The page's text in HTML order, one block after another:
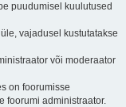
puudumisel kuulutused
vajadusel kustutatakse
või moderaator
on foorumisse
foorumi administraator.